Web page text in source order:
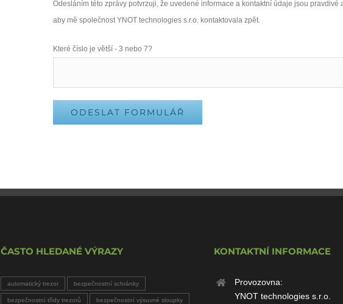
Odesláním této zprávy potvrzuji, že uvedené informace a kontaktní údaje jsou pravdivé
aby mě společnost YNOT technologies s.r.o. kontaktovala zpět.
Please leave this field empty.
Které číslo je větší - 3 nebo 7?
ČASTO HLEDANÉ VÝRAZY
automatický trezor bezpečnostní schránky
bezpečnostní třídy trezorů bezpečnostní výsuvné sloupky
KONTAKTNÍ INFORMACE
Provozovna:
YNOT technologies s.r.o.